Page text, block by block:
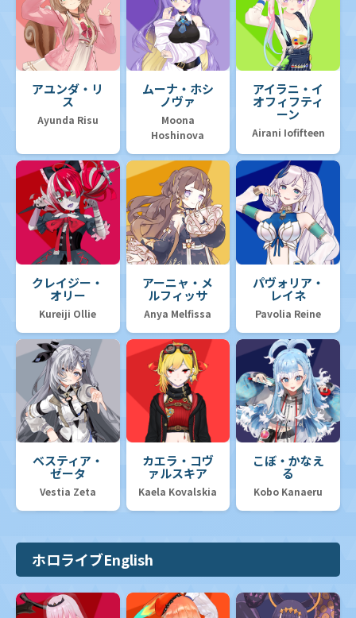
アユンダ・リ
ス
Ayunda Risu
ムーナ・ホシ
ノヴァ
Moona
Hoshinova
アイラニ・イ
オフィフティ
ーン
Airani Iofifteen
クレイジー・
オリー
Kureiji Ollie
アーニャ・メ
ルフィッサ
Anya Melfissa
パヴォリア・
レイネ
Pavolia Reine
ベスティア・
ゼータ
Vestia Zeta
カエラ・コヴ
ァルスキア
Kaela Kovalskia
こぼ・かなえ
る
Kobo Kanaeru
ホロライブEnglish